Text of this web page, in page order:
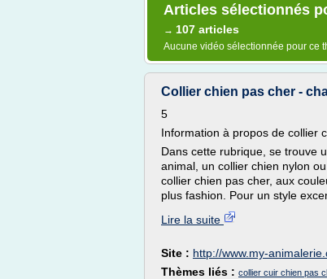
Articles sélectionnés
→ 107 articles
Aucune vidéo sélectionnée pour ce
Collier chien pas cher -
5
Information à propos de collier
Dans cette rubrique, se trouve
animal, un collier chien nylon
collier chien pas cher, aux
plus fashion. Pour un style
Lire la suite
Site : http://www.my-
Thèmes liés : collier cuir chien pas